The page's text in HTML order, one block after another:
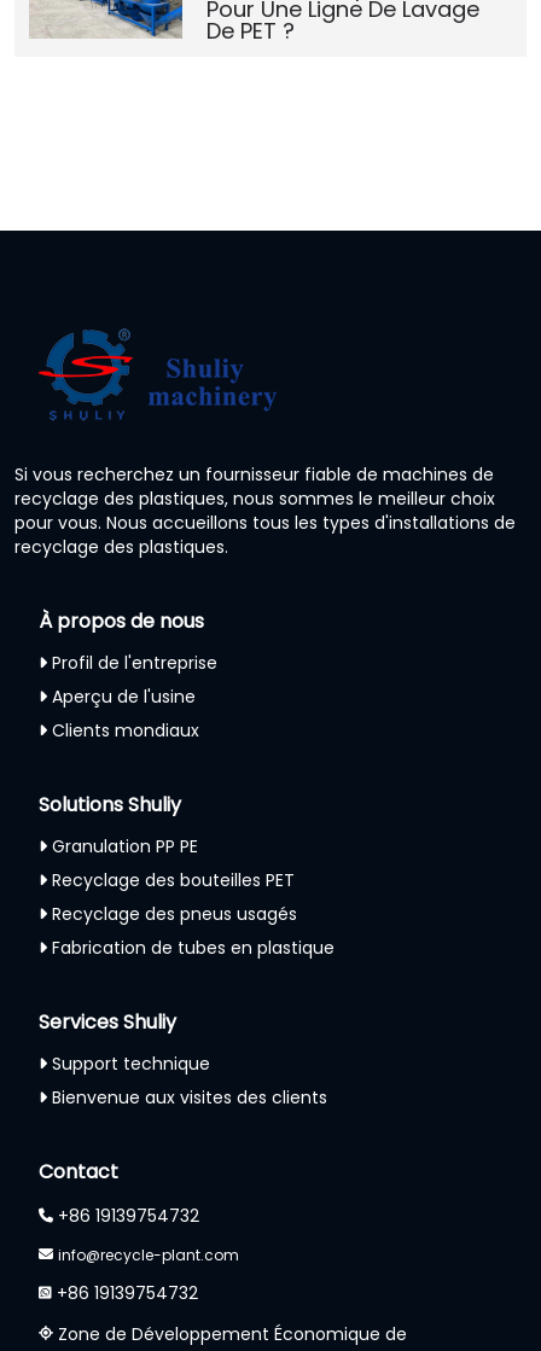
Pour Une Ligne De Lavage
De PET ?
Si vous recherchez un fournisseur fiable de machines de
recyclage des plastiques, nous sommes le meilleur choix
pour vous. Nous accueillons tous les types d'installations de
recyclage des plastiques.
À propos de nous
Profil de l'entreprise
Aperçu de l'usine
Clients mondiaux
Solutions Shuliy
Granulation PP PE
Recyclage des bouteilles PET
Recyclage des pneus usagés
Fabrication de tubes en plastique
Services Shuliy
Support technique
Bienvenue aux visites des clients
Contact
+86 19139754732
info@recycle-plant.com
+86 19139754732
Zone de Développement Économique de